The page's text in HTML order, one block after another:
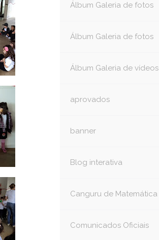
Álbum Galeria de fotos
Álbum Galeria de fotos
Álbum Galeria de vídeos
aprovados
banner
Blog interativa
Canguru de Matemática
Comunicados Oficiais